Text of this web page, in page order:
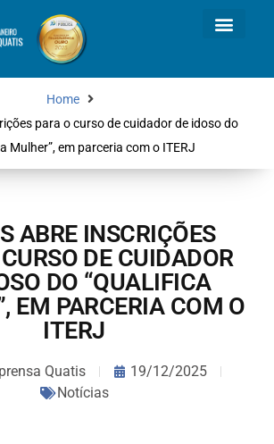
Home
para o curso de cuidador de idoso do
Mulher”, em parceria com o ITERJ
ABRE INSCRIÇÕES
DE CUIDADOR
DO “QUALIFICA
EM PARCERIA COM O
ITERJ
Quatis
19/12/2025
Notícias